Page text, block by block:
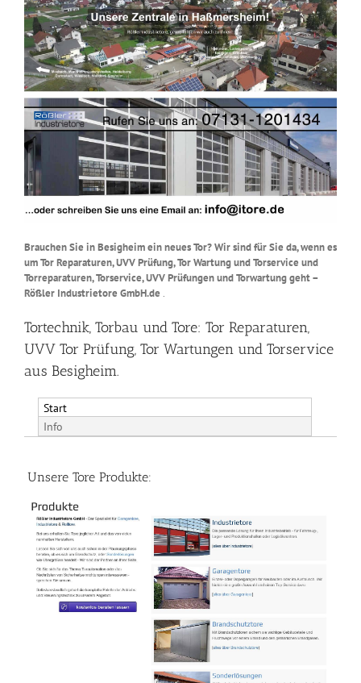
Brauchen Sie in Besigheim ein neues Tor? Wir sind für Sie da, wenn es
um Tor Reparaturen, UVV Prüfung, Tor Wartung und Torservice und
Torreparaturen, Torservice, UVV Prüfungen und Torwartung geht –
Rößler Industrietore GmbH.de .
Tortechnik, Torbau und Tore: Tor Reparaturen,
UVV Tor Prüfung, Tor Wartungen und Torservice
aus Besigheim.
Start
Info
Unsere Tore Produkte: